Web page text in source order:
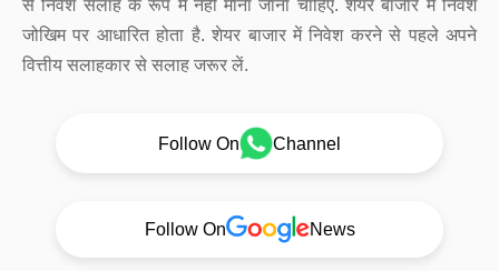
से निवेश सलाह के रूप में नहीं माना जाना चाहिए. शेयर बाजार में निवेश
जोखिम पर आधारित होता है. शेयर बाजार में निवेश करने से पहले अपने
वित्तीय सलाहकार से सलाह जरूर लें.
Follow On Channel
Follow On News